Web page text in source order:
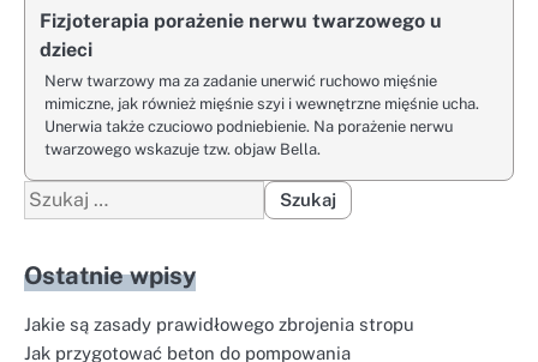
Fizjoterapia porażenie nerwu twarzowego u
dzieci
Nerw twarzowy ma za zadanie unerwić ruchowo mięśnie
mimiczne, jak również mięśnie szyi i wewnętrzne mięśnie ucha.
Unerwia także czuciowo podniebienie. Na porażenie nerwu
twarzowego wskazuje tzw. objaw Bella.
Szukaj:
Ostatnie wpisy
Jakie są zasady prawidłowego zbrojenia stropu
Jak przygotować beton do pompowania